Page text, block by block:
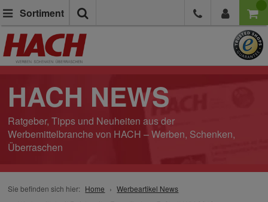
Sortiment
HACH NEWS
Ratgeber, Tipps und Neuheiten aus der
Werbemittelbranche von HACH – Werben, Schenken,
Überraschen
Sie befinden sich hier: Home
Werbeartikel News